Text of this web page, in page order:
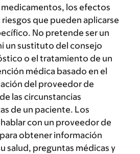
los efectos
que pueden aplicarse
No pretende ser un
un sustituto del consejo
o el tratamiento de un
médica basado en el
del proveedor de
las circunstancias
de un paciente. Los
con un proveedor de
obtener información
salud, preguntas médicas y